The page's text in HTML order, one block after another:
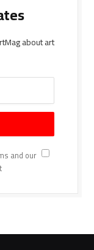
about art
By signing up, you agree to the our terms and our